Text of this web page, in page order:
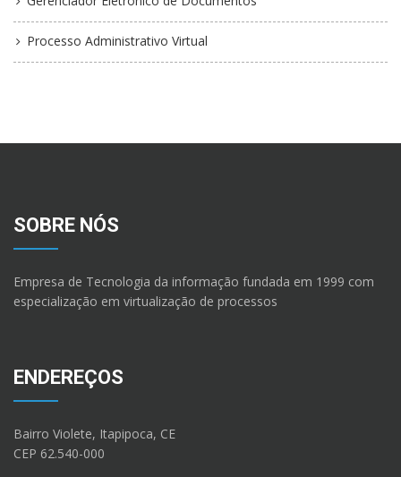
Processo Administrativo Virtual
SOBRE NÓS
Empresa de Tecnologia da informação fundada em 1999 com
especialização em virtualização de processos
ENDEREÇOS
Bairro Violete, Itapipoca, CE
CEP 62.540-000